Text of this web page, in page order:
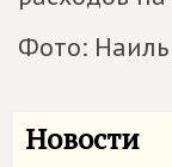
Фото:
Новости